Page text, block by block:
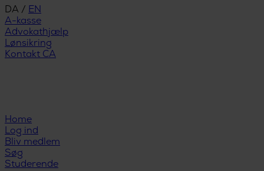
DA / EN
A-kasse
Advokathjælp
Lønsikring
Kontakt CA
Home
Log ind
Bliv medlem
Søg
Studerende